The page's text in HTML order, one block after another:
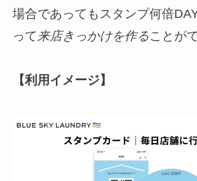
場合であってもスタンプ何倍
って来店きっかけを作ることが
【利用イメージ】